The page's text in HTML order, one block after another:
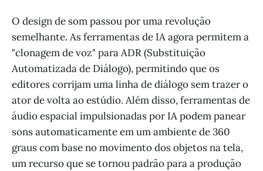
O design de som passou por uma revolução
semelhante. As ferramentas de IA agora permitem a
"clonagem de voz" para ADR (Substituição
Automatizada de Diálogo), permitindo que os
editores corrijam uma linha de diálogo sem trazer o
ator de volta ao estúdio. Além disso, ferramentas de
áudio espacial impulsionadas por IA podem panear
sons automaticamente em um ambiente de 360
graus com base no movimento dos objetos na tela,
um recurso que se tornou padrão para a produção